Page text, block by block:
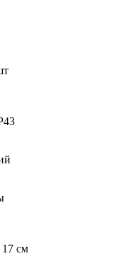
см